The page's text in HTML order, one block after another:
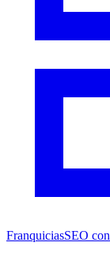
FranquiciasSEO